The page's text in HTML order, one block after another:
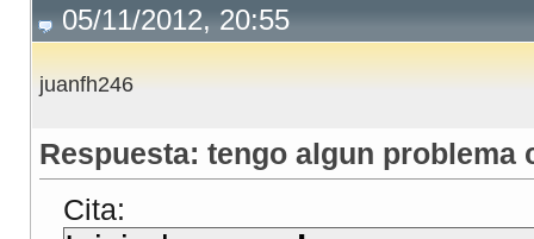
05/11/2012, 20:55
juanfh246
Respuesta: tengo algun problema
Cita: